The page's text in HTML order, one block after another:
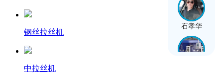
钢丝拉丝机
中拉丝机
石孝华